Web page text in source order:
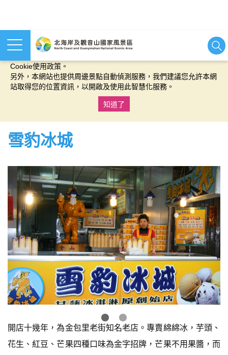
本網站使用cookies等相關技術以持續優化網站服務，並有助於為
Cookie使用政策。
另外，本網站也提供周邊景點自動偵測服務，我們建議您允許本網
站取得您的位置資訊，以開啟及使用此智慧化服務。
知道了
雪豹冰城
開店十幾年，為金包里老街知名老店。專賣綿綿冰，芋頭、
花生、紅豆、芒果四種口味為金字招牌，芒果不用果醬，而